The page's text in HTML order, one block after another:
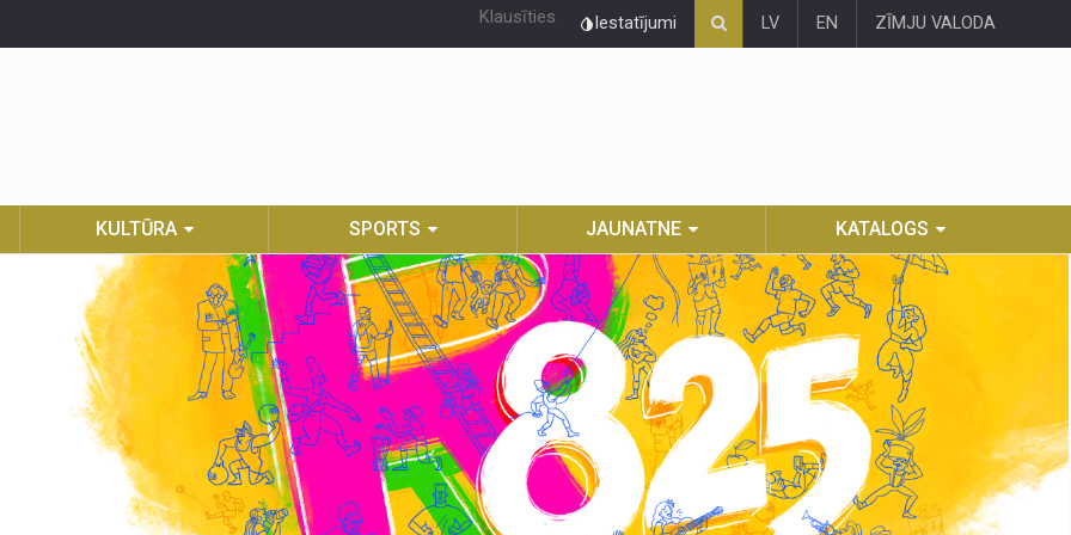
Klausīties Iestatījumi LV EN ZĪMJU VALODA
KULTŪRA SPORTS JAUNATNE KATALOGS